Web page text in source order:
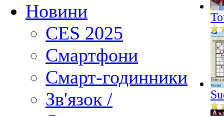
Новини
CES 2025
Смартфони
Смарт-годинники
Зв'язок /